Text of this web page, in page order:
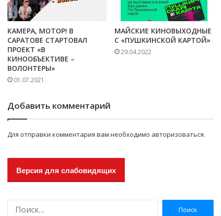
КАМЕРА, МОТОР! В
САРАТОВЕ СТАРТОВАЛ
ПРОЕКТ «В
КИНООБЪЕКТИВЕ –
ВОЛОНТЕРЫ»
01.07.2021
МАЙСКИЕ КИНОВЫХОДНЫЕ
С «ПУШКИНСКОЙ КАРТОЙ»
29.04.2022
Добавить комментарий
Для отправки комментария вам необходимо авторизоваться.
Версия для слабовидящих